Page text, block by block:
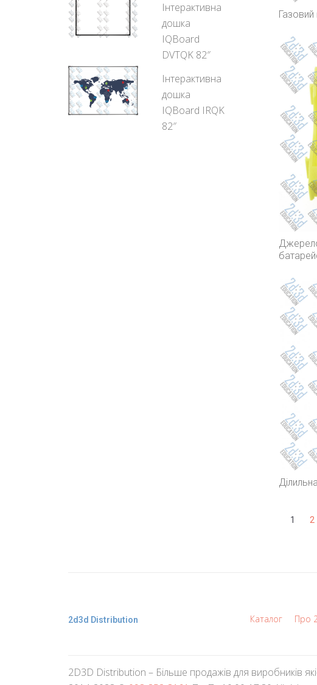
Інтерактивна
дошка
IQBoard
DVTQK 82″
Інтерактивна
дошка
IQBoard IRQK
82″
Газовий
1 2
2d3d Distribution Каталог Про
2D3D Distribution – Більше продажів для виробників